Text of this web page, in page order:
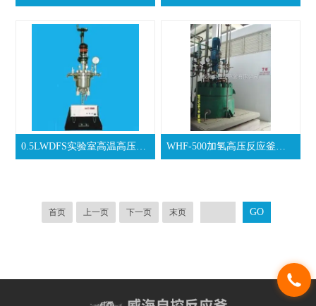
0.5LWDFS实验室高温高压釜专业生产 WHF-500加氢高压反应釜厂家价格
首页 上一页 下一页 末页